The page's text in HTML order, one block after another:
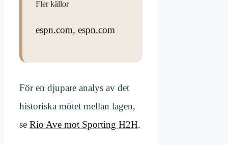
Fler källor
espn.com, espn.com
För en djupare analys av det
historiska mötet mellan lagen,
se Rio Ave mot Sporting H2H.